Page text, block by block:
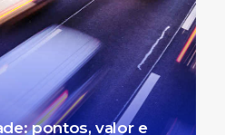
pontos, valor e